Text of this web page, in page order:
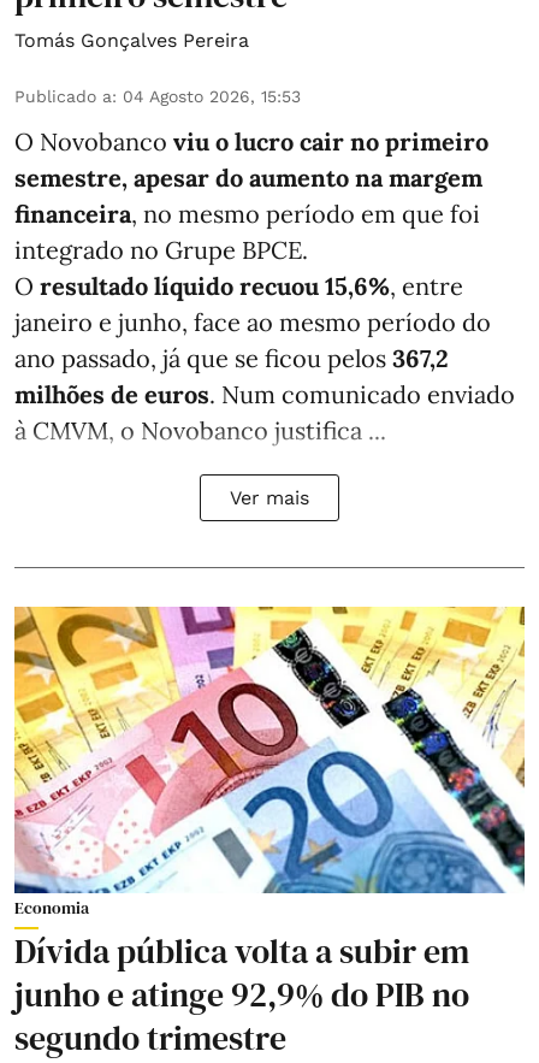
Tomás Gonçalves Pereira
Publicado a: 04 Agosto 2026, 15:53
O Novobanco viu o lucro cair no primeiro
semestre, apesar do aumento na margem
financeira, no mesmo período em que foi
integrado no Grupe BPCE.
O resultado líquido recuou 15,6%, entre
janeiro e junho, face ao mesmo período do
ano passado, já que se ficou pelos 367,2
milhões de euros. Num comunicado enviado
à CMVM, o Novobanco justifica ...
Ver mais
Economia
Dívida pública volta a subir em
junho e atinge 92,9% do PIB no
segundo trimestre